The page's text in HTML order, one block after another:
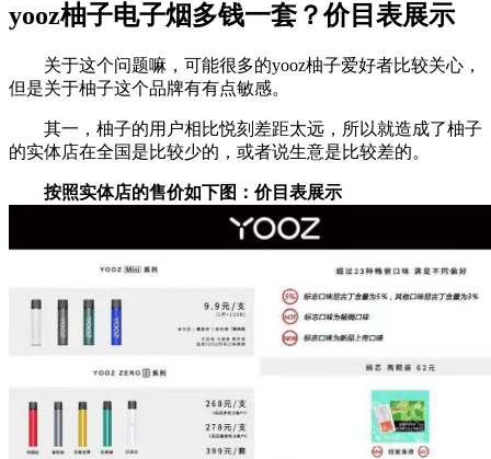
yooz柚子电子烟多钱一套？价目表展示
关于这个问题嘛，可能很多的yooz柚子爱好者比较关心，
但是关于柚子这个品牌有有点敏感。
其一，柚子的用户相比悦刻差距太远，所以就造成了柚子
的实体店在全国是比较少的，或者说生意是比较差的。
按照实体店的售价如下图：价目表展示